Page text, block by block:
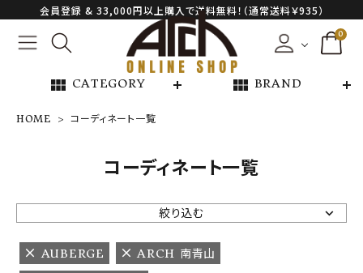
会員登録 & 33,000円以上購入で送料無料！（通常送料￥935）
0
view_module CATEGORY view_module BRAND
NEW ARRIVAL
ARCH EXCLUSIVE
BRAND
HOME コーディネート一覧
コーディネート一覧
絞り込む
AUBERGE
ARCH 南青山